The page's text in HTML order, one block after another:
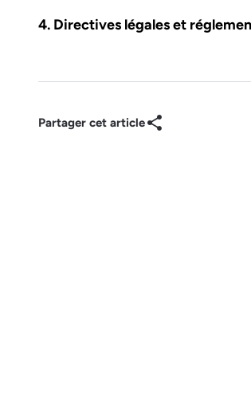
Directives légales et
Partager cet article